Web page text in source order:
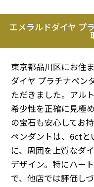
エメラルドダイヤ プ
東京都品川区にお住
ダイヤ プラチナペン
ただきました。アル
希少性を正確に見極
の宝石も安心してお
ペンダントは、6ctと
に、周囲を上質なダ
デザイン。特にハー
で、他店では評価し